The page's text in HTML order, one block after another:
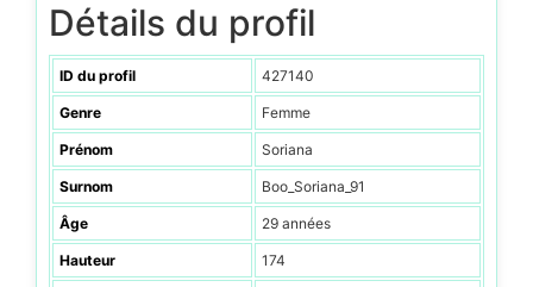
Détails du profil
ID du profil 427140
Genre Femme
Prénom Soriana
Surnom Boo_Soriana_91
Âge 29 années
Hauteur 174